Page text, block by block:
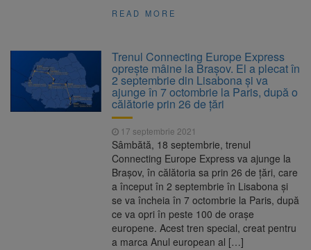
READ MORE
Trenul Connecting Europe Express
oprește mâine la Brașov. El a plecat în
2 septembrie din Lisabona și va
ajunge în 7 octombrie la Paris, după o
călătorie prin 26 de țări
17 septembrie 2021
Sâmbătă, 18 septembrie, trenul
Connecting Europe Express va ajunge la
Brașov, în călătoria sa prin 26 de țări, care
a început în 2 septembrie în Lisabona și
se va încheia în 7 octombrie la Paris, după
ce va opri în peste 100 de orașe
europene. Acest tren special, creat pentru
a marca Anul european al […]